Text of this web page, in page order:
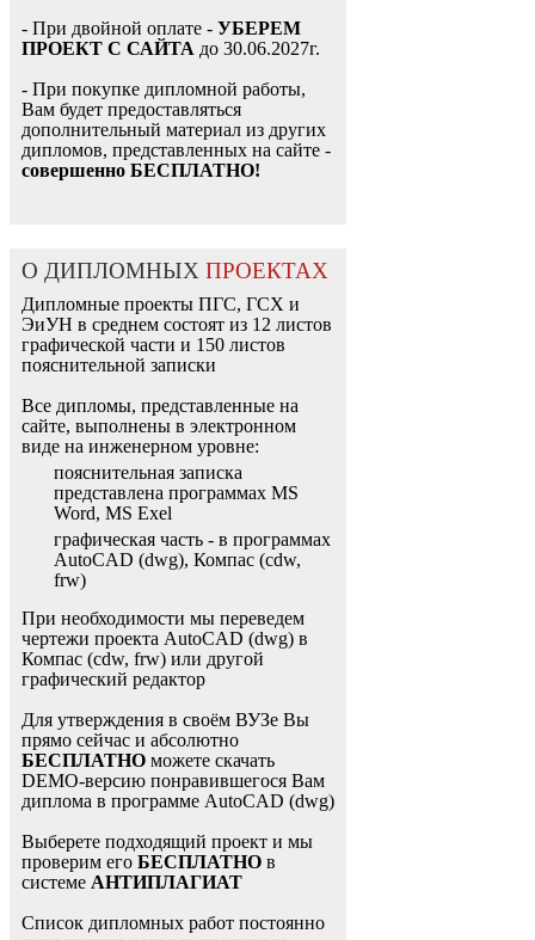
- При двойной оплате - УБЕРЕМ
ПРОЕКТ С САЙТА до 30.06.2027г.
- При покупке дипломной работы,
Вам будет предоставляться
дополнительный материал из других
дипломов, представленных на сайте -
совершенно БЕСПЛАТНО!
О ДИПЛОМНЫХ ПРОЕКТАХ
Дипломные проекты ПГС, ГСХ и
ЭиУН в среднем состоят из 12 листов
графической части и 150 листов
пояснительной записки
Все дипломы, представленные на
сайте, выполнены в электронном
виде на инженерном уровне:
пояснительная записка
представлена программах MS
Word, MS Exel
графическая часть - в программах
AutoCAD (dwg), Компас (cdw,
frw)
При необходимости мы переведем
чертежи проекта AutoCAD (dwg) в
Компас (cdw, frw) или другой
графический редактор
Для утверждения в своём ВУЗе Вы
прямо сейчас и абсолютно
БЕСПЛАТНО можете скачать
DEMO-версию понравившегося Вам
диплома в программе AutoCAD (dwg)
Выберете подходящий проект и мы
проверим его БЕСПЛАТНО в
системе АНТИПЛАГИАТ
Список дипломных работ постоянно